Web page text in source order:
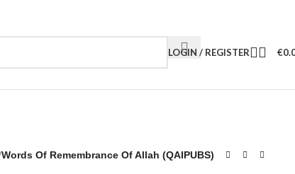
LOGIN / REGISTER €
Words Of Remembrance Of Allah (QAIPUBS)